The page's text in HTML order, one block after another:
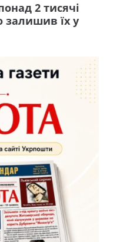
2 тисячі
залишив їх у